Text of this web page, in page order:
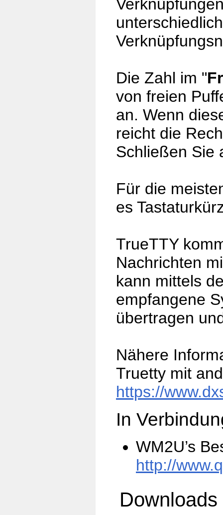
Die Zahl im "
von freien
an. Wenn
reicht die
Schließen Sie
Für die
es
TrueTTY
Nachrichten
kann mittels
empfangene
übertragen
Nähere
Truetty mit
https://
In
WM2U’s
http://
Downloads